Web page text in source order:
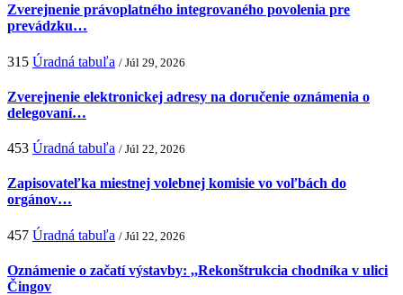
Zverejnenie právoplatného integrovaného povolenia pre
prevádzku…
315 Úradná tabuľa / Júl 29, 2026
Zverejnenie elektronickej adresy na doručenie oznámenia o
delegovaní…
453 Úradná tabuľa / Júl 22, 2026
Zapisovateľka miestnej volebnej komisie vo voľbách do
orgánov…
457 Úradná tabuľa / Júl 22, 2026
Oznámenie o začatí výstavby: ,,Rekonštrukcia chodníka v ulici
Čingov